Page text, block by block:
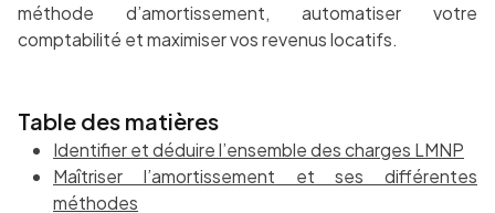
méthode d’amortissement, automatiser votre
comptabilité et maximiser vos revenus locatifs.
Table des matières
Identifier et déduire l’ensemble des charges LMNP
Maîtriser l’amortissement et ses différentes
méthodes